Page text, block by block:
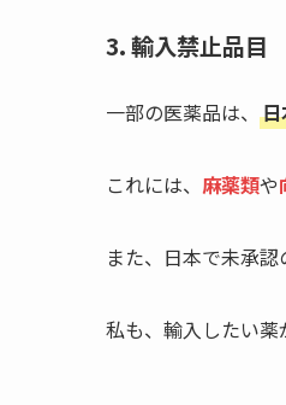
3. 輸入禁止品目
一部の医薬品は、
これには、 麻薬類や
また、日本で未承認
私も、輸入したい薬